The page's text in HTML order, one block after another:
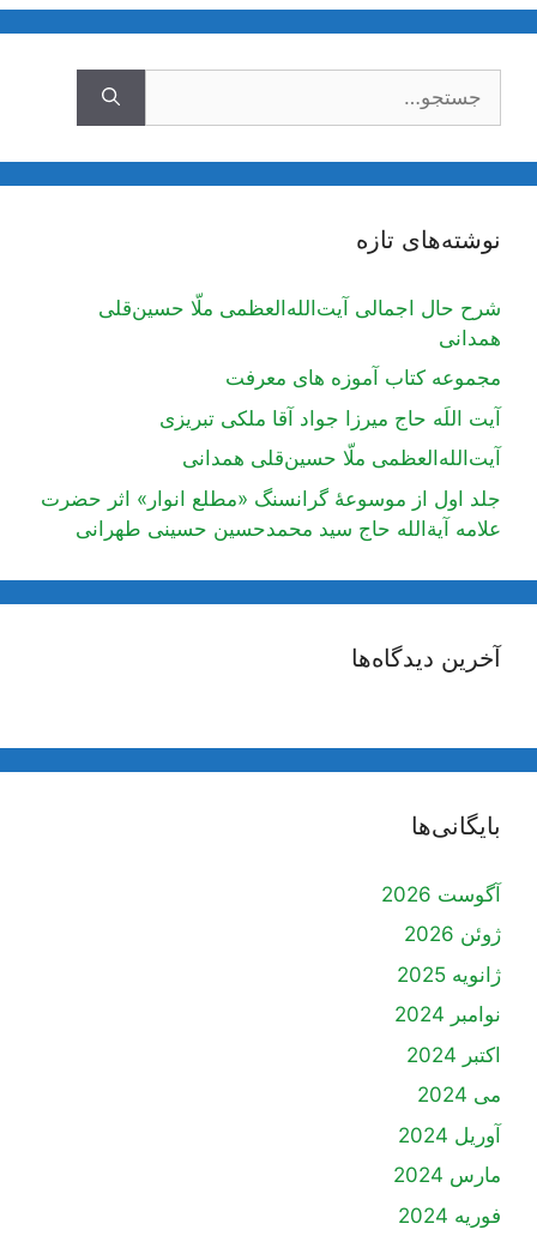
نوشته‌های تازه
شرح حال اجمالی آیت‌الله‌العظمی ملّا حسین‌قلی
همدانی
مجموعه کتاب آموزه های معرفت
آیت اللَه حاج میرزا جواد آقا ملکی تبریزی
آیت‌الله‌العظمی ملّا حسین‌قلی همدانی
جلد اول از موسوعۀ گرانسنگ «مطلع انوار» اثر حضرت
علامه آیة‌الله حاج سید محمدحسین حسینی طهرانی
آخرین دیدگاه‌ها
بایگانی‌ها
آگوست 2026
ژوئن 2026
ژانویه 2025
نوامبر 2024
اکتبر 2024
می 2024
آوریل 2024
مارس 2024
فوریه 2024